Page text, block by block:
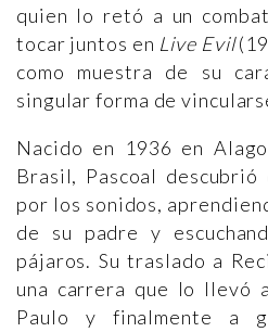
quien lo retó a un
tocar juntos en Live Evil
como muestra de su
singular forma de
Nacido en 1936 en
Brasil, Pascoal
por los sonidos,
de su padre y
pájaros. Su traslado a
una carrera que lo llevó
Paulo y finalmente a